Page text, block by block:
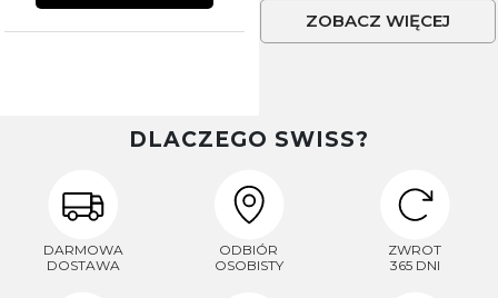
ZOBACZ WIĘCEJ
DLACZEGO SWISS?
DARMOWA
DOSTAWA
ODBIÓR
OSOBISTY
ZWROT
365 DNI